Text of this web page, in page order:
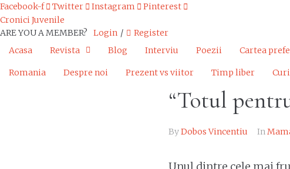
Facebook-f Twitter Instagram
Pinterest
Cronici Juvenile
ARE YOU A MEMBER?
Login /
Register
Acasa
Revista Blog Interviu Poezii Cartea
Romania Despre noi Prezent vs viitor Timp liber
“Totul
ByDobos Vincentiu In